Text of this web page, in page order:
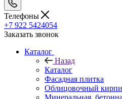
Телефоны
+7 922 5424054
Заказать звонок
Каталог
Назад
Каталог
Фасадная плитка
Облицовочный
Минеральная,